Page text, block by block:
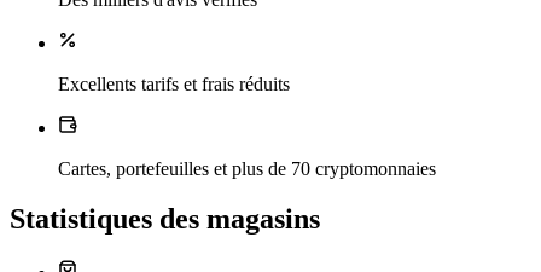
Excellents tarifs et frais réduits
Cartes, portefeuilles et plus de 70 cryptomonnaies
Statistiques des magasins